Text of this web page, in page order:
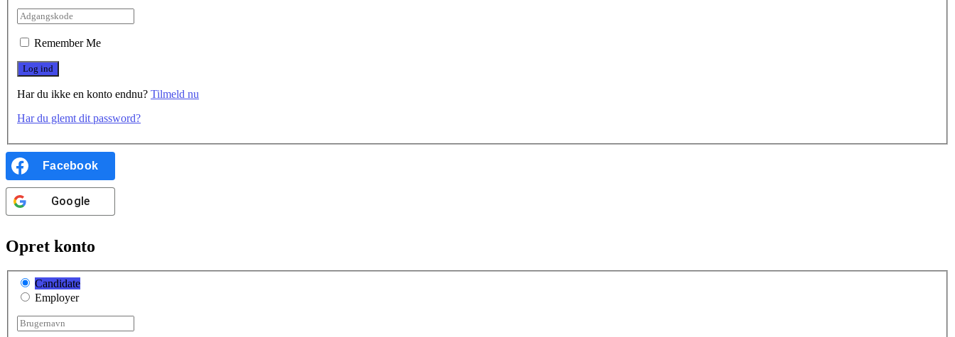
Remember Me
Har du ikke en konto endnu? Tilmeld nu
Har du glemt dit password?
Facebook
Google
Opret konto
Candidate
Employer